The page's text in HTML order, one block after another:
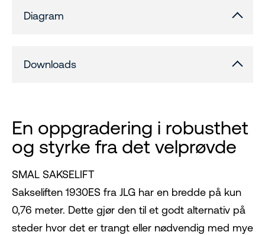
Diagram
Downloads
En oppgradering i robusthet
og styrke fra det velprøvde
SMAL SAKSELIFT
Sakseliften 1930ES fra JLG har en bredde på kun
0,76 meter. Dette gjør den til et godt alternativ på
steder hvor det er trangt eller nødvendig med mye